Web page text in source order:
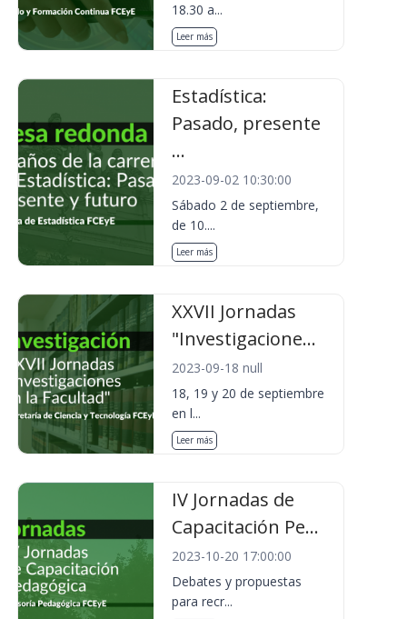
18.30 a...
Leer más
Estadística:
Pasado, presente
...
2023-09-02 10:30:00
Sábado 2 de septiembre,
de 10....
Leer más
XXVII Jornadas
"Investigacione...
2023-09-18 null
18, 19 y 20 de septiembre
en l...
Leer más
IV Jornadas de
Capacitación Pe...
2023-10-20 17:00:00
Debates y propuestas
para recr...